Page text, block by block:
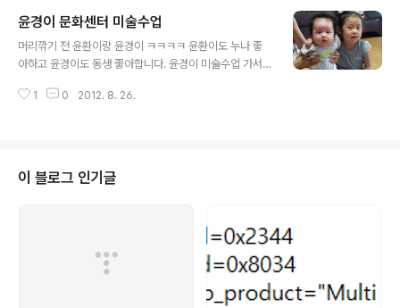
윤경이 문화센터 미술수업
머리깎기 전 윤환이랑 윤경이 ㅋㅋㅋㅋ 윤환이도 누나 좋
아하고 윤경이도 동생 좋아합니다. 윤경이 미술수업 가서
주면 하루에 다 붙여서 달인등극! 본격적인 미술수업 왠 오
1 0 2012. 8. 26.
이 블로그 인기글